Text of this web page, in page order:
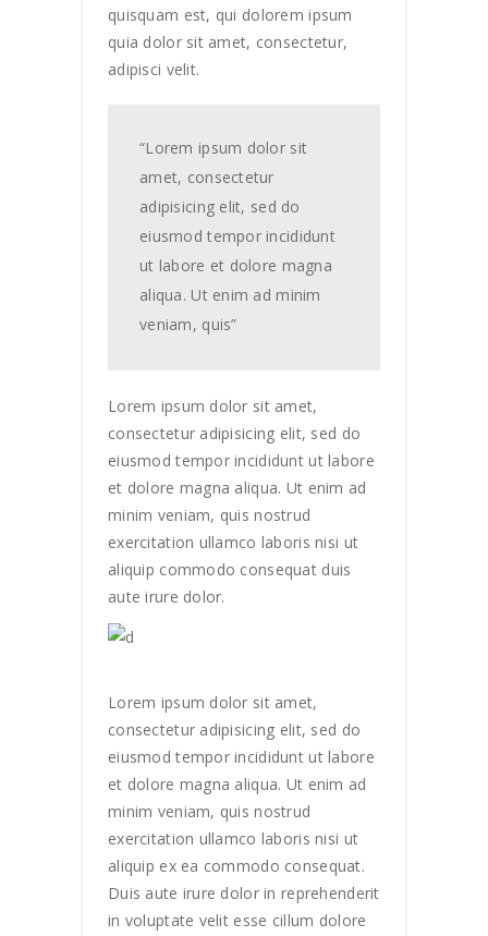
quisquam est, qui dolorem ipsum
quia dolor sit amet, consectetur,
adipisci velit.
“Lorem ipsum dolor sit
amet, consectetur
adipisicing elit, sed do
eiusmod tempor incididunt
ut labore et dolore magna
aliqua. Ut enim ad minim
veniam, quis”
Lorem ipsum dolor sit amet,
consectetur adipisicing elit, sed do
eiusmod tempor incididunt ut labore
et dolore magna aliqua. Ut enim ad
minim veniam, quis nostrud
exercitation ullamco laboris nisi ut
aliquip commodo consequat duis
aute irure dolor.
Lorem ipsum dolor sit amet,
consectetur adipisicing elit, sed do
eiusmod tempor incididunt ut labore
et dolore magna aliqua. Ut enim ad
minim veniam, quis nostrud
exercitation ullamco laboris nisi ut
aliquip ex ea commodo consequat.
Duis aute irure dolor in reprehenderit
in voluptate velit esse cillum dolore